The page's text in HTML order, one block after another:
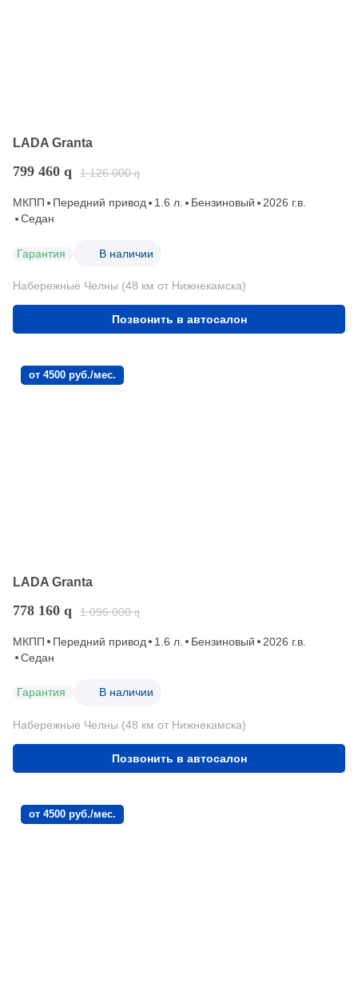
LADA Granta
799 460 q 1 126 000 q
МКПП Передний привод 1.6 л. Бензиновый
2026 г.в.
Седан
Гарантия В наличии
Набережные Челны (48 км от Нижнекамска)
Позвонить в автосалон
от 4500 руб./мес.
LADA Granta
778 160 q 1 096 000 q
МКПП Передний привод 1.6 л. Бензиновый
2026 г.в.
Седан
Гарантия В наличии
Набережные Челны (48 км от Нижнекамска)
Позвонить в автосалон
от 4500 руб./мес.